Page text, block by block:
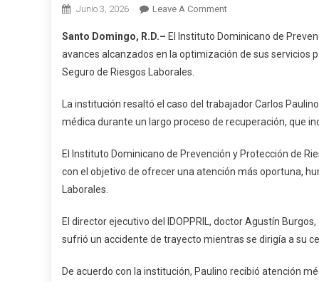
Junio 3, 2026 Leave A CommentOn
Destaca
Avances
A
Trabajadores
Al
SRL
Santo Domingo, R.D.– El Instituto Dominicano de
avances alcanzados en la optimización de sus servicios
Seguro de Riesgos Laborales.
La institución resaltó el caso del trabajador Carlos
médica durante un largo proceso de recuperación, que
El Instituto Dominicano de Prevención y Protección de
con el objetivo de ofrecer una atención más oportuna,
Laborales.
El director ejecutivo del IDOPPRIL, doctor Agustín
sufrió un accidente de trayecto mientras se dirigía a su
De acuerdo con la institución, Paulino recibió atención